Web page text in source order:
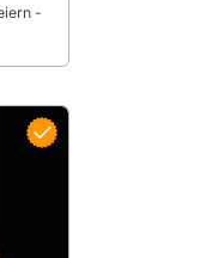
-